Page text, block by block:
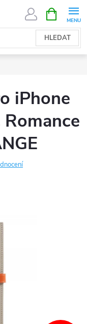
HLEDAT
NÁKUPNÍ
KOŠÍK
iPhone